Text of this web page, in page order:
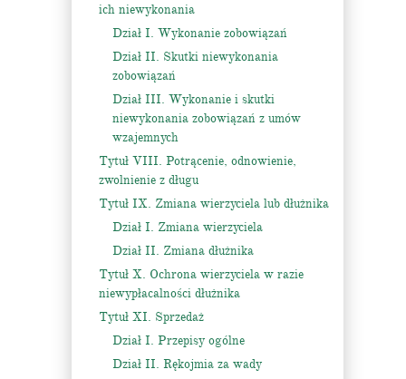
ich niewykonania
Dział I. Wykonanie zobowiązań
Dział II. Skutki niewykonania
zobowiązań
Dział III. Wykonanie i skutki
niewykonania zobowiązań z umów
wzajemnych
Tytuł VIII. Potrącenie, odnowienie,
zwolnienie z długu
Tytuł IX. Zmiana wierzyciela lub dłużnika
Dział I. Zmiana wierzyciela
Dział II. Zmiana dłużnika
Tytuł X. Ochrona wierzyciela w razie
niewypłacalności dłużnika
Tytuł XI. Sprzedaż
Dział I. Przepisy ogólne
Dział II. Rękojmia za wady